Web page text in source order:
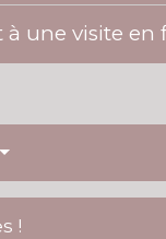
à une visite
!